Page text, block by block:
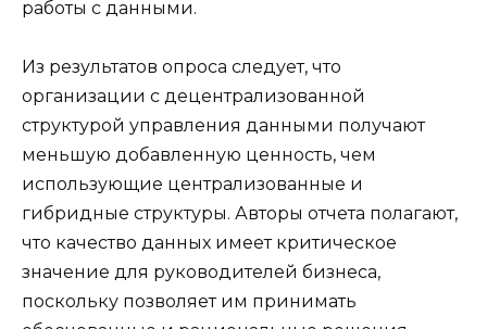
работы с данными.
Из результатов опроса следует, что
организации с децентрализованной
структурой управления данными получают
меньшую добавленную ценность, чем
использующие централизованные и
гибридные структуры. Авторы отчета полагают,
что качество данных имеет критическое
значение для руководителей бизнеса,
поскольку позволяет им принимать